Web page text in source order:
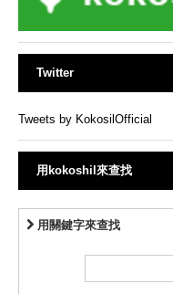
Twitter
Tweets by KokosilOfficial
用kokoshil來查找
用關鍵字來查找